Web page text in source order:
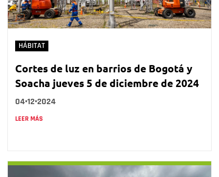
HÁBITAT
Cortes de luz en barrios de Bogotá y
Soacha jueves 5 de diciembre de 2024
04•12•2024
LEER MÁS